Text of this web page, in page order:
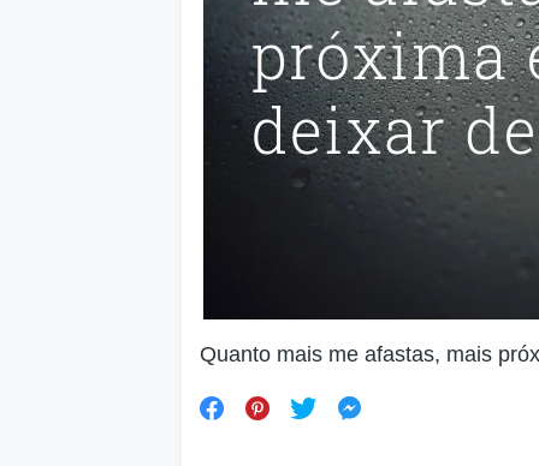
Quanto mais me afastas, mais